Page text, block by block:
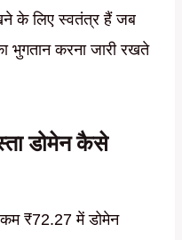
के लिए स्वतंत्र हैं जब
भुगतान करना जारी रखते
डोमेन कैसे
₹72.27 में डोमेन